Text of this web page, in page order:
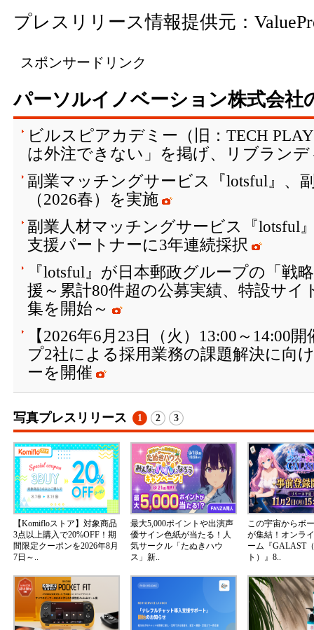
プレスリリース情報提供元：
スポンサードリンク
パーソルイノベーション株式会社
ビルスピアカデミー（旧：TECH
は外注できない」を掲げ、リブラン
副業マッチングサービス『lotsful』、
（2026春）を実施
副業人材マッチングサービス『lotsful
支援パートナーに3年連続採択
『lotsful』が日本郵政グループの「戦
援～累計80件超の公募実績、特設サイ
集を開始～
【2026年6月23日（火）13:00～14:00
プ2社による採用業務の課題解決に向
ーを開催
写真プレスリリース 1 2 3
【Komifloストア】対象商品
3点以上購入で20%OFF！期
間限定クーポンを2026年8月
7日～..
最大5,000ポイントや出演声
優サイン色紙が当たる！人
気サークル「たぬきハウ
ス」新..
この宇宙からボ
が集結！オンラ
ーム『GALAST
ト）』8..